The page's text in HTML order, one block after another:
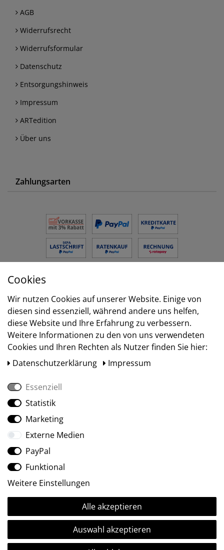
AGB
Widerrufsrecht
Widerrufsformular
Datenschutz
Entsorgungshinweis
Impressum
ARTedition
Über uns
Zahlungsarten
Versand
Social Media
Ⓒ2009-2026 ARTland GmbH • Alle Rechte vorbehalten.
Cookies
Wir nutzen Cookies auf unserer Website. Einige von
diesen sind essenziell, während andere uns helfen,
diese Website und Ihre Erfahrung zu verbessern.
Weitere Informationen zu den von uns verwendeten
Cookies und Ihren Rechten als Nutzer finden Sie hier:
Daten­schutz­erklärung
Impressum
Essenziell
Statistik
Marketing
Externe Medien
PayPal
Funktional
Weitere Einstellungen
Alle akzeptieren
Auswahl akzeptieren